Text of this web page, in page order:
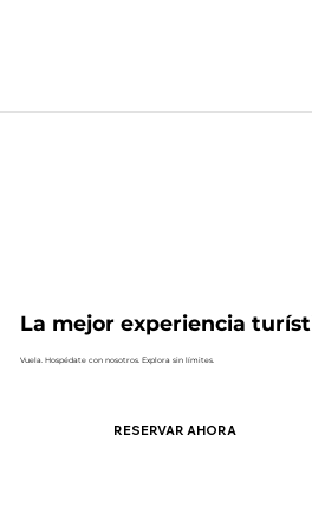
La mejor experiencia
Vuela. Hospédate con nosotros. Explora sin límites.
RESERVAR AHORA